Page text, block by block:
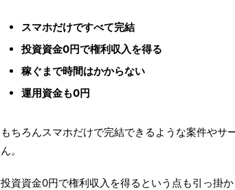
スマホだけですべて完結
投資資金0円で権利収入を得る
稼ぐまで時間はかからない
運用資金も0円
もちろんスマホだけで完結できるような案件やサ
ん。
投資資金0円で権利収入を得るという点も引っ掛か